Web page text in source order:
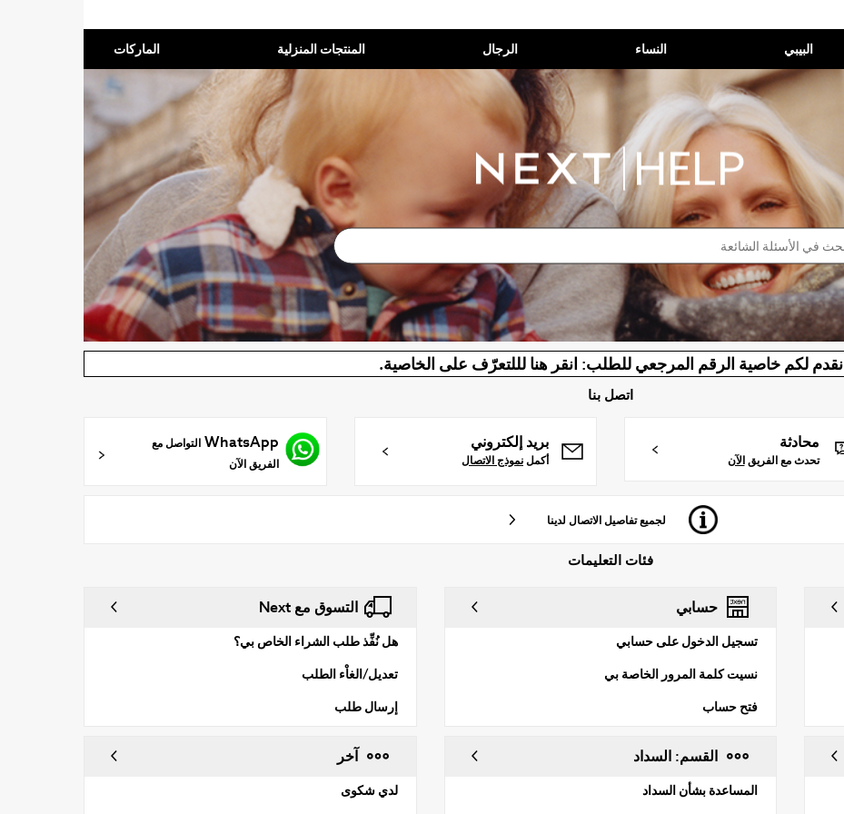
البيبي النساء الرجال المنتجات المنزلية الماركات
نقدم لكم خاصية الرقم المرجعي للطلب: انقر هنا لللتعرّف على الخاصية.
اتصل بنا
محادثة
تحدث مع الفريقالآن
بريد إلكتروني
أكمل نموذج الاتصال
WhatsApp التواصل مع
الفريق الآن
لجميع تفاصيل الاتصال لدينا
فئات التعليمات
حسابي
تسجيل الدخول على حسابي
نسيت كلمة المرور الخاصة بي
فتح حساب
التسوق مع Next
هل نُفِّذ طلب الشراء الخاص بي؟
تعديل/الغاْء الطلب
إرسال طلب
القسم: السداد
المساعدة بشأن السداد
آخر
لدي شكوى